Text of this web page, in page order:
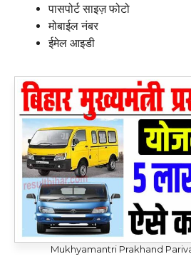
पासपोर्ट साइज़ फोटो
मोबाईल नंबर
ईमेल आइडी
Mukhyamantri Prakhand